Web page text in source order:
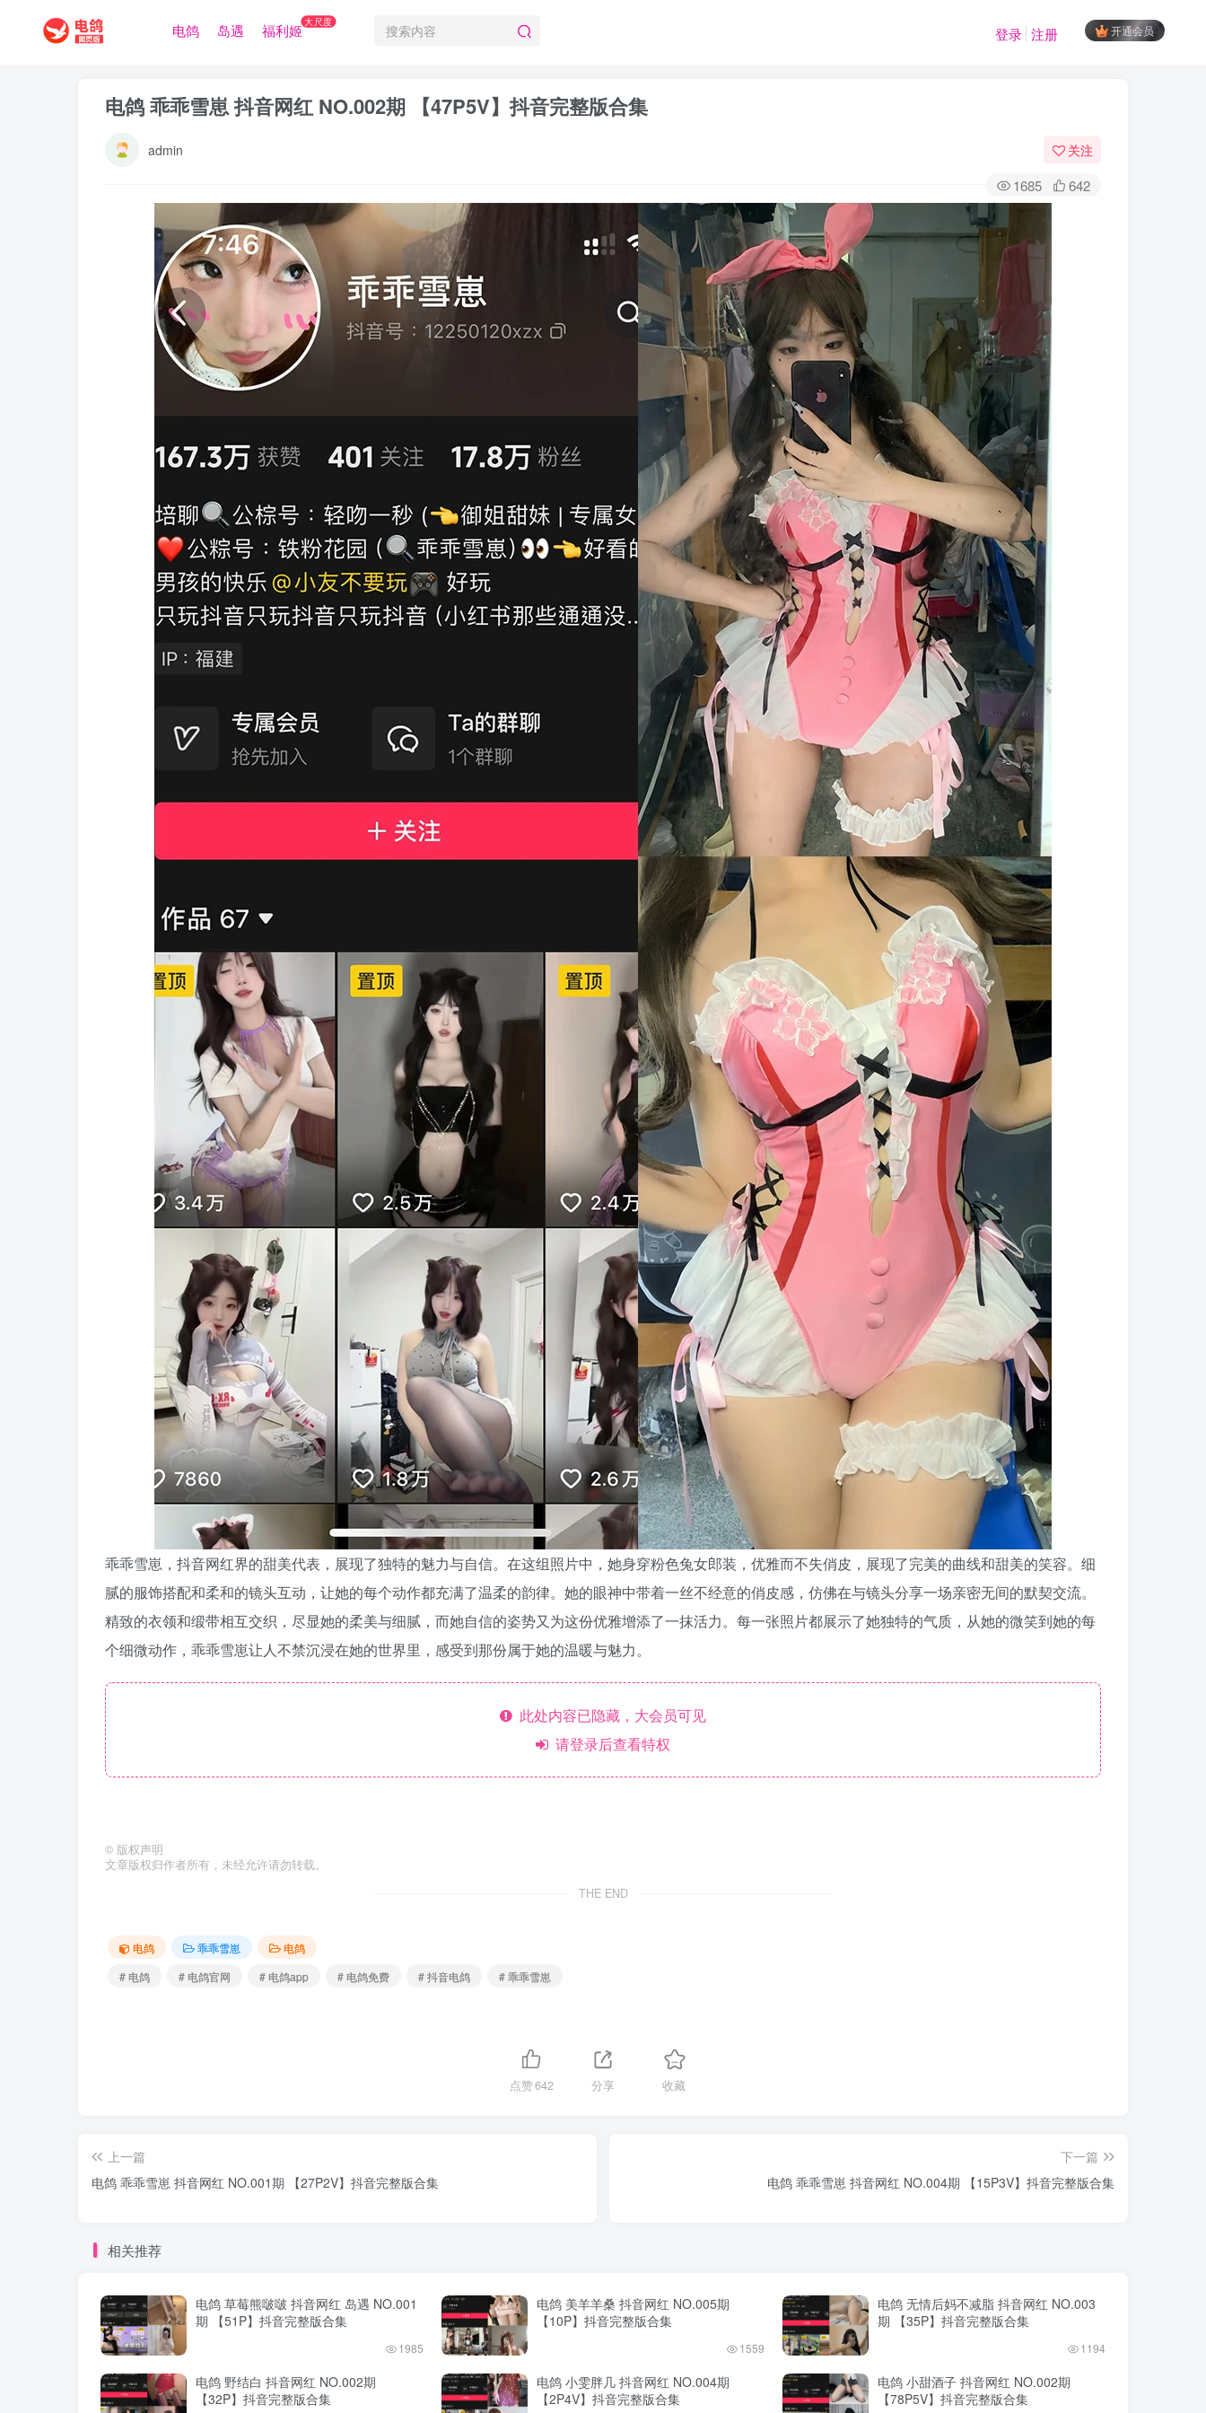
电鸽 岛遇 福利姬大尺度
开通会员
登录 注册
电鸽 乖乖雪崽 抖音网红 NO.002期 【47P5V】抖音完整版合集
admin 关注
1685 642
乖乖雪崽，抖音网红界的甜美代表，展现了独特的魅力与自信。在这组照片中，她身穿粉色兔女郎装，优雅而不失俏皮，展现了完美的曲线和甜美的笑容。细
腻的服饰搭配和柔和的镜头互动，让她的每个动作都充满了温柔的韵律。她的眼神中带着一丝不经意的俏皮感，仿佛在与镜头分享一场亲密无间的默契交流。
精致的衣领和缎带相互交织，尽显她的柔美与细腻，而她自信的姿势又为这份优雅增添了一抹活力。每一张照片都展示了她独特的气质，从她的微笑到她的每
个细微动作，乖乖雪崽让人不禁沉浸在她的世界里，感受到那份属于她的温暖与魅力。
此处内容已隐藏，大会员可见
请登录后查看特权
© 版权声明
文章版权归作者所有，未经允许请勿转载。
THE END
电鸽 乖乖雪崽
电鸽
# 电鸽
# 电鸽官网 # 电鸽app # 电鸽免费 # 抖音电鸽 # 乖乖雪崽
点赞642 分享 收藏
上一篇
电鸽 乖乖雪崽 抖音网红 NO.001期 【27P2V】抖音完整版合集
下一篇
电鸽 乖乖雪崽 抖音网红 NO.004期 【15P3V】抖音完整版合集
相关推荐
电鸽 草莓熊啵啵 抖音网红 岛遇 NO.001
期 【51P】抖音完整版合集
1985
电鸽 美羊羊桑 抖音网红 NO.005期
【10P】抖音完整版合集
1559
电鸽 无情后妈不减脂 抖音网红 NO.003
期 【35P】抖音完整版合集
1194
电鸽 野结白 抖音网红 NO.002期
【32P】抖音完整版合集
电鸽 小雯胖几 抖音网红 NO.004期
【2P4V】抖音完整版合集
电鸽 小甜酒子 抖音网红 NO.002期
【78P5V】抖音完整版合集